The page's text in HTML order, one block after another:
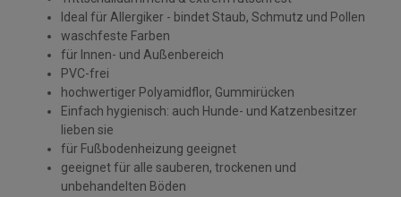
Ideal für Allergiker - bindet Staub, Schmutz und Pollen
waschfeste Farben
für Innen- und Außenbereich
PVC-frei
hochwertiger Polyamidflor, Gummirücken
Einfach hygienisch: auch Hunde- und Katzenbesitzer
lieben sie
für Fußbodenheizung geeignet
geeignet für alle sauberen, trockenen und
unbehandelten Böden